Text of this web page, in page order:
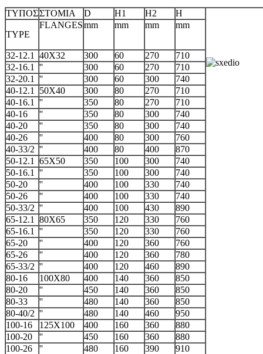
ΤΥΠΟΣΣΤΟΜΙΑ D H1 H2 H
TYPE
FLANGESmm mm mm mm
32-12.1 40X32 300 60 270
710
32-16.1
'' 300 60 270
710
32-20.1
'' 300 60 300
740
40-12.1
50X40 300 80 270
710
40-16.1
'' 350 80 270
710
40-16
'' 350 80 300
740
40-20
'' 350 80 300
740
40-26
'' 400 80 300
760
40-33/2 '' 400 80 400
870
50-12.1
65X50 350 100 300
740
50-16.1
'' 350 100 300
740
50-20
'' 400 100 330
740
50-26
'' 400 100 330
740
50-33/2 '' 400 100 430
890
65-12.1
80X65 350 120 330
760
65-16.1
'' 350 120 330
760
65-20
'' 400 120 360
760
65-26
'' 400 120 360
780
65-33/2 '' 400 120 460
890
80-16
100X80 400 140 360
850
80-20
'' 450 140 360
850
80-33
'' 480 140 360
850
80-40/2 '' 480 140 460
950
100-16
125X100 400 160 360
880
100-20
'' 450 160 360
880
100-26
'' 480 160 390
910